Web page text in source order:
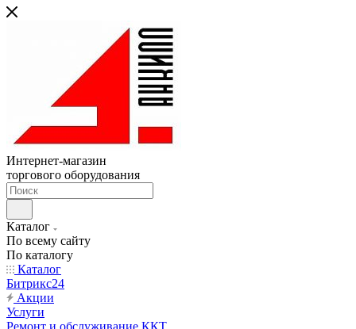
Интернет-магазин
торгового оборудования
Каталог
По всему сайту
По каталогу
Каталог
Битрикс24
Акции
Услуги
Ремонт и обслуживание ККТ